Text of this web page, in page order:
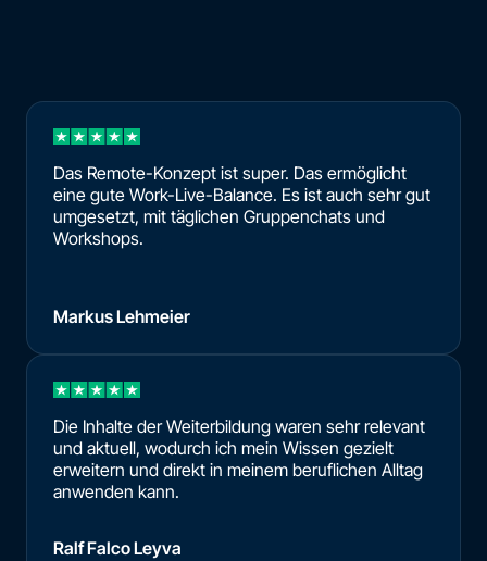
Das Remote-Konzept ist super. Das ermöglicht
eine gute Work-Live-Balance. Es ist auch sehr gut
umgesetzt, mit täglichen Gruppenchats und
Workshops.
Markus Lehmeier
Die Inhalte der Weiterbildung waren sehr relevant
und aktuell, wodurch ich mein Wissen gezielt
erweitern und direkt in meinem beruflichen Alltag
anwenden kann.
Ralf Falco Leyva